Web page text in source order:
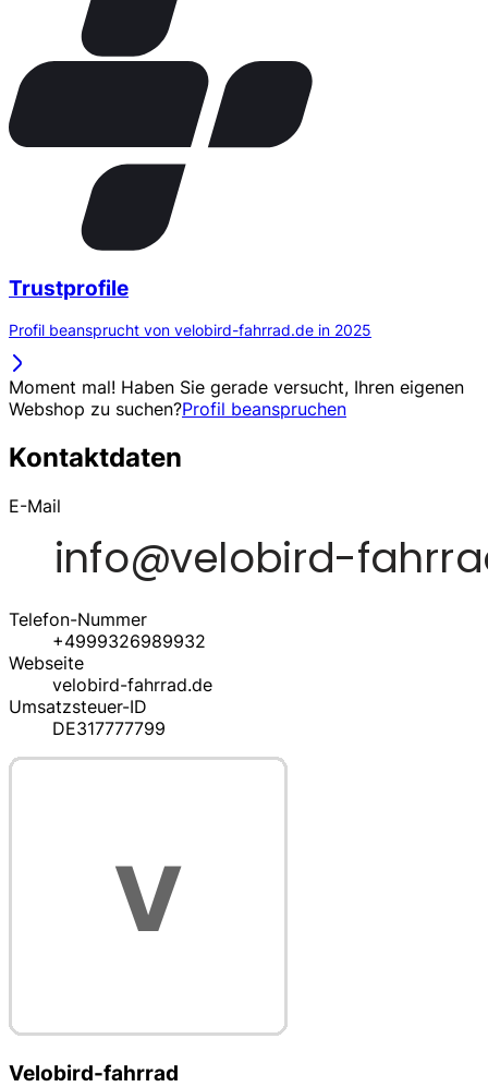
Trustprofile
Profil beansprucht von velobird-fahrrad.de in 2025
Moment mal! Haben Sie gerade versucht, Ihren eigenen
Webshop zu suchen?Profil beanspruchen
Kontaktdaten
E-Mail
Telefon-Nummer
+4999326989932
Webseite
velobird-fahrrad.de
Umsatzsteuer-ID
DE317777799
Velobird-fahrrad